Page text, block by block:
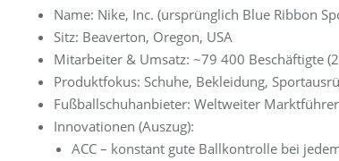
Name: Nike, Inc. (ursprünglich Blue Ribbon
Sitz: Beaverton, Oregon, USA
Mitarbeiter & Umsatz: ~79 400 Beschäftigte
Produktfokus: Schuhe, Bekleidung,
Fußballschuhanbieter: Weltweiter Marktführer
Innovationen (Auszug):
ACC – konstant gute Ballkontrolle bei